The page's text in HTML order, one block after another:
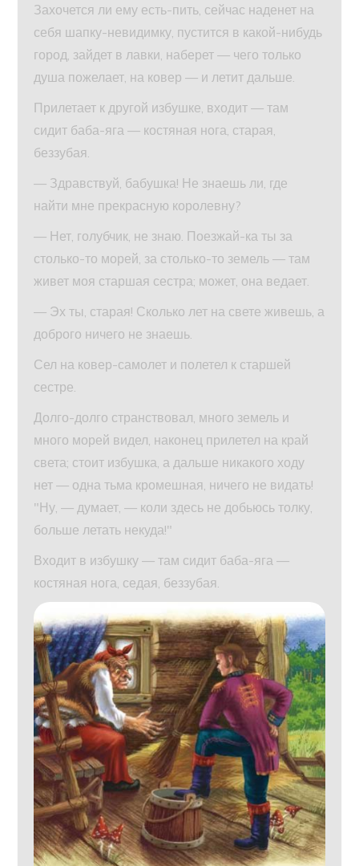
Захочется ли ему есть-пить, сейчас наденет на
себя шапку-невидимку, пустится в какой-нибудь
город, зайдет в лавки, наберет — чего только
душа пожелает, на ковер — и летит дальше.
Прилетает к другой избушке, входит — там
сидит баба-яга — костяная нога, старая,
беззубая.
— Здравствуй, бабушка! Не знаешь ли, где
найти мне прекрасную королевну?
— Нет, голубчик, не знаю. Поезжай-ка ты за
столько-то морей, за столько-то земель — там
живет моя старшая сестра; может, она ведает.
— Эх ты, старая! Сколько лет на свете живешь, а
доброго ничего не знаешь.
Сел на ковер-самолет и полетел к старшей
сестре.
Долго-долго странствовал, много земель и
много морей видел, наконец прилетел на край
света; стоит избушка, а дальше никакого ходу
нет — одна тьма кромешная, ничего не видать!
"Ну, — думает, — коли здесь не добьюсь толку,
больше летать некуда!"
Входит в избушку — там сидит баба-яга —
костяная нога, седая, беззубая.